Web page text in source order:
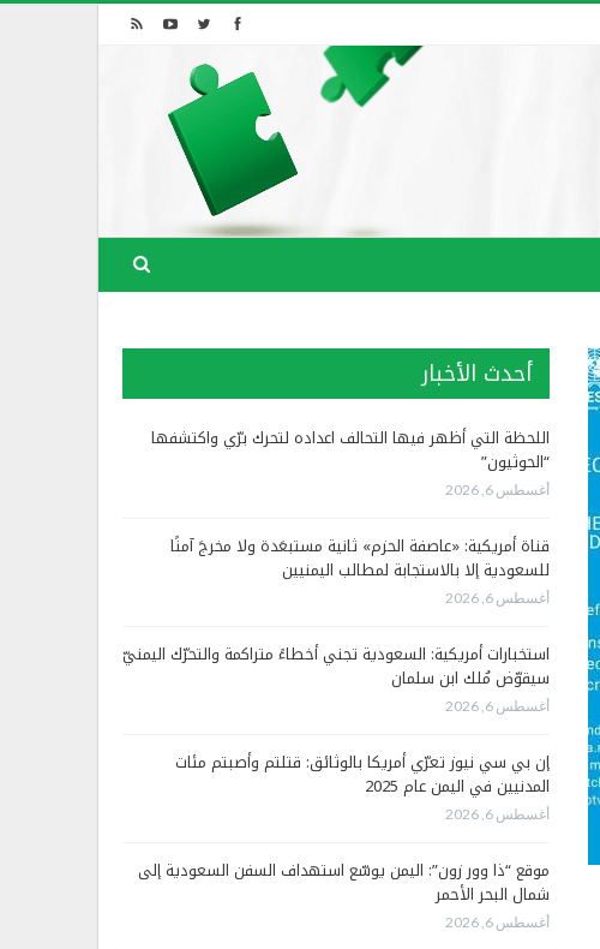
أحدث الأخبار
اللحظة التي أظهر فيها التحالف اعداده لتحرك برّي واكتشفها
“الحوثيون”
أغسطس 6, 2026
قناة أمريكية: «عاصفة الحزم» ثانية مستبعَدة ولا مخرجَ آمنًا
للسعودية إلا بالاستجابة لمطالب اليمنيين
أغسطس 6, 2026
استخبارات أمريكية: السعودية تجني أخطاءً متراكمة والتحرّك اليمنيّ
سيقوّض مُلك ابن سلمان
أغسطس 6, 2026
إن بي سي نيوز تعرّي أمريكا بالوثائق: قتلتم وأصبتم مئات
المدنيين في اليمن عام 2025
أغسطس 6, 2026
موقع “ذا وور زون”: اليمن يوسّع استهداف السفن السعودية إلى
شمال البحر الأحمر
أغسطس 6, 2026